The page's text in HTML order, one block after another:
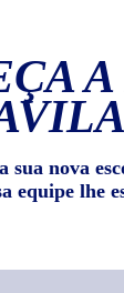
nova
equipe lhe